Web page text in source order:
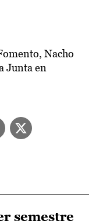
Nacho
Junta en
semestre